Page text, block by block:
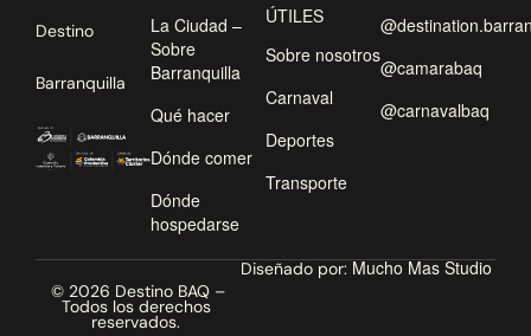
Destino
Barranquilla
La Ciudad –
Sobre
Barranquilla
Qué hacer
Dónde comer
Dónde
hospedarse
ÚTILES
Sobre nosotros
Carnaval
Deportes
Transporte
@camarabaq
@carnavalbaq
© 2026 Destino BAQ –
Todos los derechos
reservados.
Diseñado por: Mucho Mas Studio